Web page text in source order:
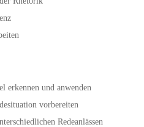
erkennen und anwenden
vorbereiten
Redeanlässen